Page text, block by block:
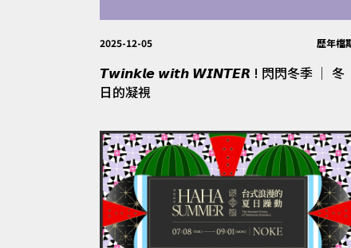
2025-12-05 歷年檔
𝙏𝙬𝙞𝙣𝙠𝙡𝙚 𝙬𝙞𝙩𝙝 𝙒𝙄𝙉𝙏𝙀𝙍 ! 閃閃冬季 │ 冬
日的凝視